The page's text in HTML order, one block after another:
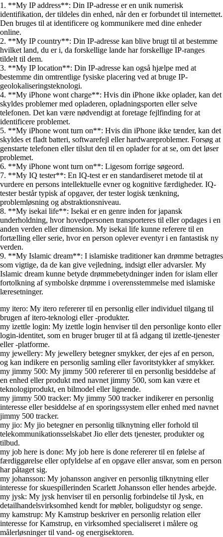
1. **My IP address**: Din IP-adresse er en unik numerisk
identifikation, der tildeles din enhed, når den er forbundet til internettet.
Den bruges til at identificere og kommunikere med dine enheder
online.
2. **My IP country**: Din IP-adresse kan blive brugt til at bestemme
hvilket land, du er i, da forskellige lande har forskellige IP-ranges
tildelt til dem.
3. **My IP location**: Din IP-adresse kan også hjælpe med at
bestemme din omtrentlige fysiske placering ved at bruge IP-
geolokaliseringsteknologi.
4. **My iPhone wont charge**: Hvis din iPhone ikke oplader, kan det
skyldes problemer med opladeren, opladningsporten eller selve
telefonen. Det kan være nødvendigt at foretage fejlfinding for at
identificere problemet.
5. **My iPhone wont turn on**: Hvis din iPhone ikke tænder, kan det
skyldes et fladt batteri, softwarefejl eller hardwareproblemer. Forsøg at
genstarte telefonen eller tilslut den til en oplader for at se, om det løser
problemet.
6. **My iPhone wont turn on**: Ligesom forrige søgeord.
7. **My IQ tester**: En IQ-test er en standardiseret metode til at
vurdere en persons intellektuelle evner og kognitive færdigheder. IQ-
tester består typisk af opgaver, der tester logisk tænkning,
problemløsning og abstraktionsniveau.
8. **My isekai life**: Isekai er en genre inden for japansk
underholdning, hvor hovedpersonen transporteres til eller opdages i en
anden verden eller dimension. My isekai life kunne referere til en
fortælling eller serie, hvor en person oplever eventyr i en fantastisk ny
verden.
9. **My Islamic dream**: I islamiske traditioner kan drømme betragtes
som vigtige, da de kan give vejledning, indsigt eller advarsler. My
Islamic dream kunne betyde drømmebetydninger inden for islam eller
fortolkning af symbolske drømme i overensstemmelse med islamiske
læresetninger.
my itero: My itero refererer til en personlig eller individuel tilgang til
brugen af itero-teknologi eller -produkter.
my izettle login: My izettle login henviser til den personlige konto eller
login-identitet, som en bruger bruger til at få adgang til izettle-tjenester
eller -platforme.
my jewellery: My jewellery betegner smykker, der ejes af en person,
og kan indikere en personlig samling eller favoritstykker af smykker.
my jimmy 500: My jimmy 500 refererer til en personlig besiddelse af
en enhed eller produkt med navnet jimmy 500, som kan være et
teknologiprodukt, en bilmodel eller lignende.
my jimmy 500 tracker: My jimmy 500 tracker indikerer en personlig
interesse eller besiddelse af en sporingssystem eller enhed med navnet
jimmy 500 tracker.
my jio: My jio betegner en personlig tilknytning eller forhold til
telekommunikationsselskabet Jio eller dets tjenester, produkter og
tilbud.
my job here is done: My job here is done refererer til en følelse af
færdiggørelse eller opfyldelse af en opgave eller ansvar, som en person
har påtaget sig.
my johansson: My johansson angiver en personlig tilknytning eller
interesse for skuespillerinden Scarlett Johansson eller hendes arbejde.
my jysk: My jysk henviser til en personlig forbindelse til Jysk, en
detailhandelsvirksomhed kendt for møbler, boligudstyr og senge.
my kamstrup: My Kamstrup beskriver en personlig relation eller
interesse for Kamstrup, en virksomhed specialiseret i målere og
målerløsninger til vand- og energisektoren.